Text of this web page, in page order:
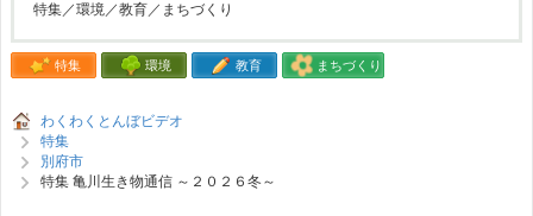
特集／環境／教育／まちづくり
特集 環境 教育 まちづくり
わくわくとんぼビデオ
特集
別府市
特集 亀川生き物通信 ～２０２６冬～